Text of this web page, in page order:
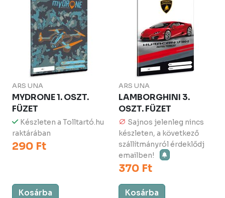
ARS UNA
MYDRONE 1. OSZT.
FÜZET
Készleten a Tolltartó.hu
raktárában
290 Ft
Kosárba
ARS UNA
LAMBORGHINI 3.
OSZT. FÜZET
Sajnos jelenleg nincs
készleten, a következő
szállítmányról érdeklődj
emailben!
370 Ft
Kosárba